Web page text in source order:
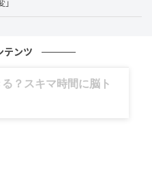
入ります。倒産した会社
でADが足りないから手伝
テンツ
、旅行記……全部、読